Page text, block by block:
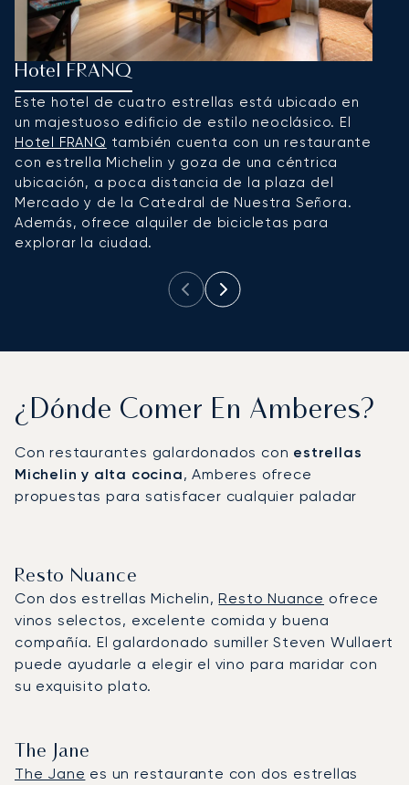
Hotel FRANQ
Este hotel de cuatro estrellas está ubicado en
un majestuoso edificio de estilo neoclásico. El
Hotel FRANQ también cuenta con un restaurante
con estrella Michelin y goza de una céntrica
ubicación, a poca distancia de la plaza del
Mercado y de la Catedral de Nuestra Señora.
Además, ofrece alquiler de bicicletas para
explorar la ciudad.
¿Dónde Comer En Amberes?
Con restaurantes galardonados con estrellas
Michelin y alta cocina, Amberes ofrece
propuestas para satisfacer cualquier paladar
Resto Nuance
Con dos estrellas Michelin,Resto Nuance ofrece
vinos selectos, excelente comida y buena
compañía. El galardonado sumiller Steven Wullaert
puede ayudarle a elegir el vino para maridar con
su exquisito plato.
The Jane
The Jane es un restaurante con dos estrellas